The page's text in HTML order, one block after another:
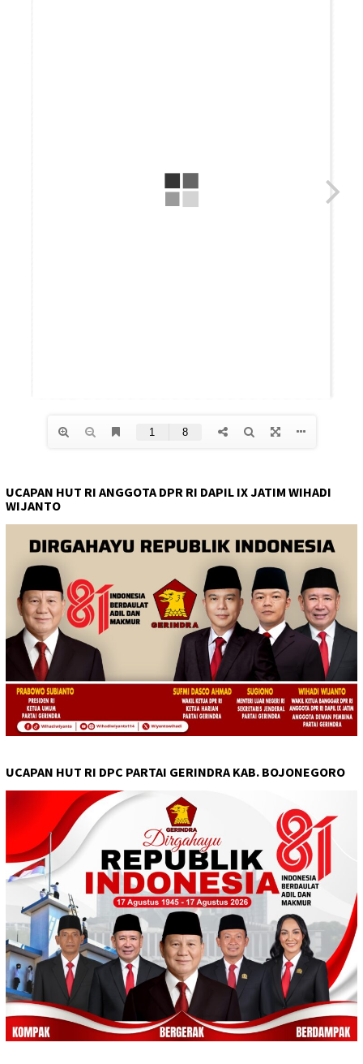
UCAPAN HUT RI ANGGOTA DPR RI DAPIL IX JATIM WIHADI
WIJANTO
UCAPAN HUT RI DPC PARTAI GERINDRA KAB. BOJONEGORO